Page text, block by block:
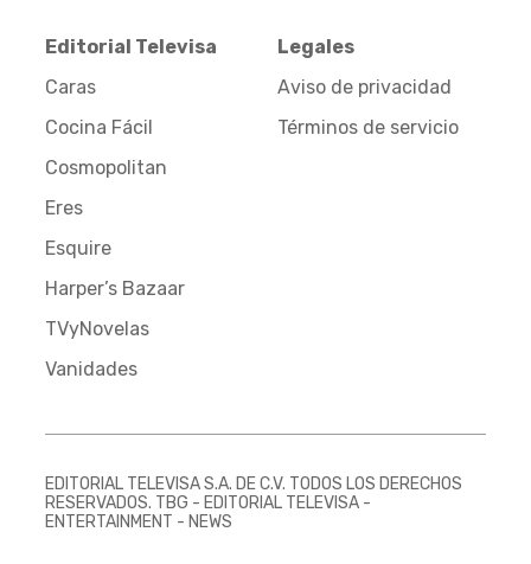
Editorial Televisa
Caras
Cocina Fácil
Cosmopolitan
Eres
Esquire
Harper’s Bazaar
TVyNovelas
Vanidades
Legales
Aviso de privacidad
Términos de servicio
EDITORIAL TELEVISA S.A. DE C.V. TODOS LOS DERECHOS
RESERVADOS. TBG - EDITORIAL TELEVISA -
ENTERTAINMENT - NEWS